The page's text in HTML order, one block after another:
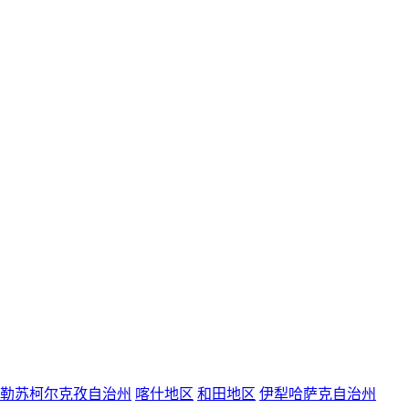
苏柯尔克孜自治州 喀什地区 和田地区 伊犁哈萨克自治州